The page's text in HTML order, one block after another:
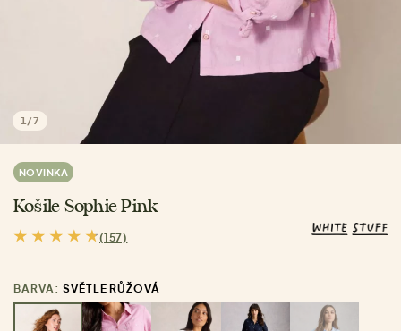
1 /7
NOVINKA
Košile Sophie Pink
(157)
BARVA: SVĚTLE RŮŽOVÁ